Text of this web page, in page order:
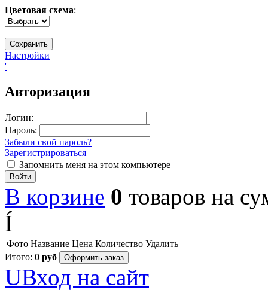
Цветовая схема:
Настройки
'
Авторизация
Логин:
Пароль:
Забыли свой пароль?
Зарегистрироваться
Запомнить меня на этом компьютере
Войти
В корзине 0 товаров на
Í
Фото Название Цена Количество Удалить
Итого: 0 руб Оформить заказ
UВход на сайт